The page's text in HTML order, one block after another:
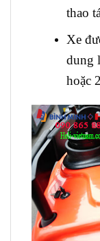
thao
Xe
dung
hoặc